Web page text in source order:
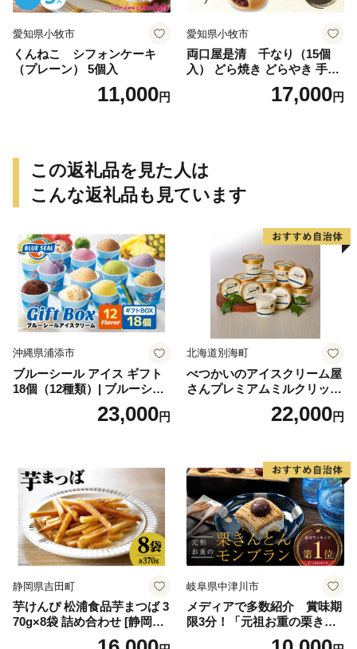
愛知県小牧市
くんねこ シフォンケーキ
（プレーン） 5個入
11,000円
愛知県小牧市
両口屋是清 千なり（15個
入） どら焼き どらやき 手土
産 お土産 土産 丹波大納言小
豆 抹茶 林檎 りんご 慶事 お
17,000円
この返礼品を見た人は
こんな返礼品も見ています
沖縄県浦添市
ブルーシール アイス ギフト
18個（12種類）| ブルーシー
ルアイス ブルーシールアイ
スクリーム 着日指定可能 送
誕生日 カップ 詰め合わせ バ
ラエティ | バニラ チョコレー
ト ストロベリー ピスタチオ
バニラ＆クッキー ウベ 沖縄
紅イモ 塩ちんすこう 沖縄シ
ークヮーサー 沖縄黒糖 琉球
ロイヤルミルクティ 沖縄パ
イン
23,000円
北海道別海町
べつかいのアイスクリーム屋
さんプレミアムミルクリッチ
12個（AP-01）（ 北海道アイ
ス 北海道産アイス アイス ア
道産アイス 道産アイスクリ
ーム ギフト 詰合せ 詰め合わ
せ ふるさと納税 ）
22,000円
静岡県吉田町
芋けんぴ 松浦食品芋まつば 3
70g×8袋 詰め合わせ [静岡伊
勢丹(松浦食品) 静岡県 吉田町
岐阜県中津川市
メディアで多数紹介 賞味期
限3分！「元祖お重の栗きん
とんモンブラン」 【未来の